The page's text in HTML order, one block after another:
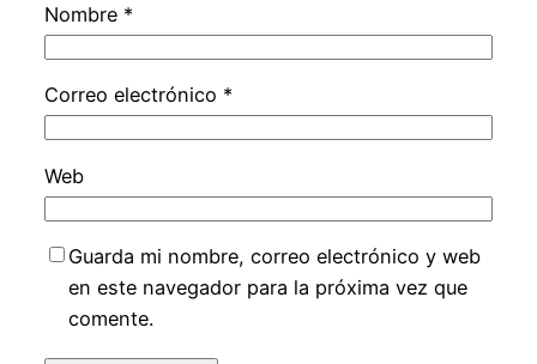
Nombre *
Correo electrónico *
Web
Guarda mi nombre, correo electrónico y web
en este navegador para la próxima vez que
comente.